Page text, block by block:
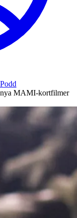
Podd
MAMI-kortfilmer